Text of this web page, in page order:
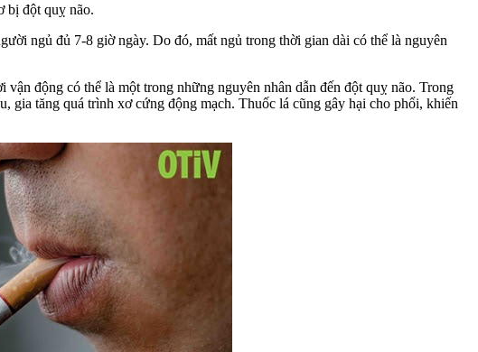
bị đột quỵ não.
ngủ đủ 7-8 giờ ngày. Do đó, mất ngủ trong thời gian dài có thể là nguyên
động có thể là một trong những nguyên nhân dẫn đến đột quỵ não. Trong
gia tăng quá trình xơ cứng động mạch. Thuốc lá cũng gây hại cho phổi, khiến